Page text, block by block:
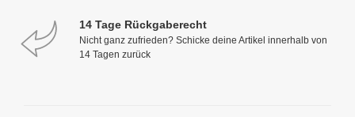
14 Tage Rückgaberecht
Nicht ganz zufrieden? Schicke deine Artikel innerhalb von
14 Tagen zurück